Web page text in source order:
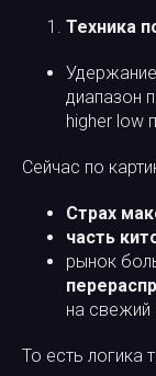
Техника
диапазон
higher low
Сейчас по
Страх
часть
рынок
на свежий
То есть логика